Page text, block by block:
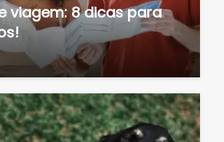
viagem: 8 dicas para